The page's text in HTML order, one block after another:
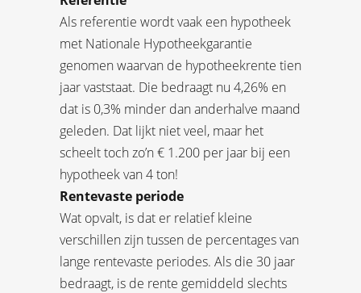
Als referentie wordt vaak een hypotheek
met Nationale Hypotheekgarantie
genomen waarvan de hypotheekrente tien
jaar vaststaat. Die bedraagt nu 4,26% en
dat is 0,3% minder dan anderhalve maand
geleden. Dat lijkt niet veel, maar het
scheelt toch zo’n € 1.200 per jaar bij een
hypotheek van 4 ton!
Rentevaste periode
Wat opvalt, is dat er relatief kleine
verschillen zijn tussen de percentages van
lange rentevaste periodes. Als die 30 jaar
bedraagt, is de rente gemiddeld slechts